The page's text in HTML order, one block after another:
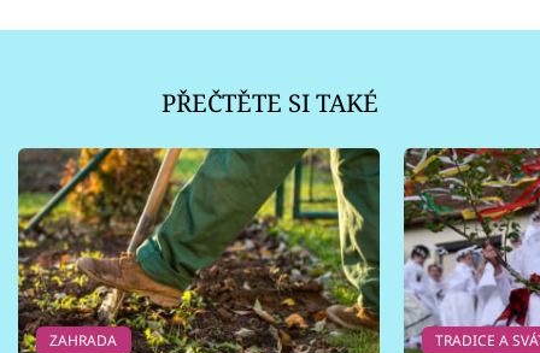
PŘEČTĚTE SI TAKÉ
ZAHRADA TRADICE A